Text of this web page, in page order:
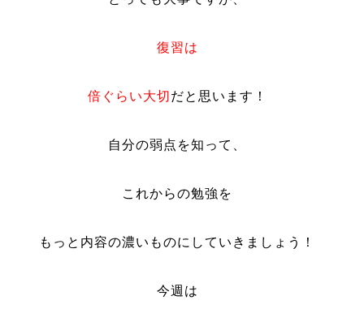
復習は
倍ぐらい大切だと思います！
自分の弱点を知って、
これからの勉強を
もっと内容の濃いものにしていきましょう！
今週は